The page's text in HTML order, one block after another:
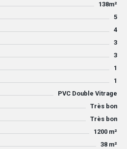
138m²
5
4
3
3
1
1
PVC Double Vitrage
Très bon
Très bon
1200 m²
38 m²